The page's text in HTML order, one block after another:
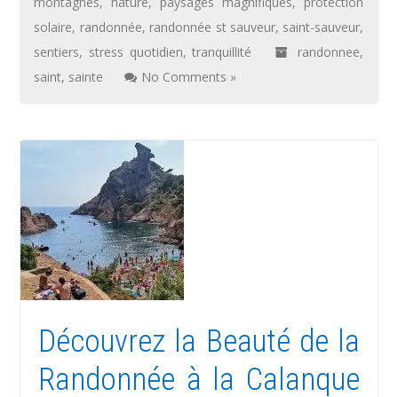
solaire, randonnée, randonnée st sauveur, saint-sauveur,
sentiers, stress quotidien,tranquillité randonnee,
saint, sainte No Comments »
Découvrez la Beauté de la
Randonnée à la Calanque